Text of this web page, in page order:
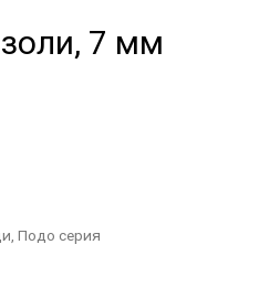
7 мм
Подо серия